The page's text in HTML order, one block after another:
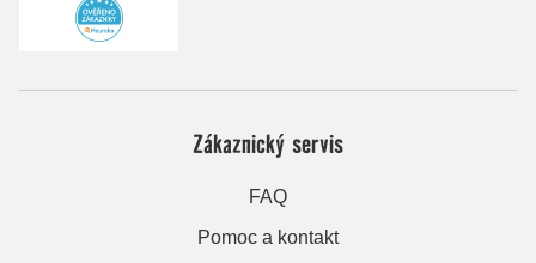
Zákaznický servis
FAQ
Pomoc a kontakt